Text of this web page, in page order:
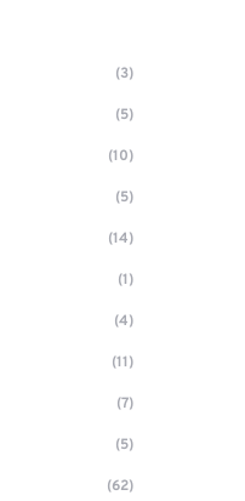
(3)
(5)
(10)
(5)
(14)
(1)
(4)
(11)
(7)
(5)
(62)